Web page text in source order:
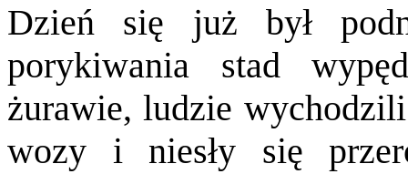
Dzień się już był
porykiwania stad
żurawie, ludzie
wozy i niesły się